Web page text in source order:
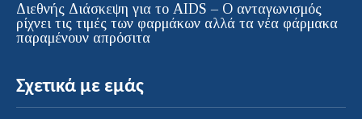
Διεθνής Διάσκεψη για το AIDS – Ο ανταγωνισμός
ρίχνει τις τιμές των φαρμάκων αλλά τα νέα φάρμακα
παραμένουν απρόσιτα
Σχετικά με εμάς